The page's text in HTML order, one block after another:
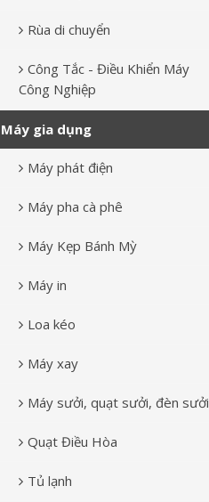
Rùa di chuyển
Công Tắc - Điều Khiển Máy
Công Nghiệp
Máy gia dụng
Máy phát điện
Máy pha cà phê
Máy Kẹp Bánh Mỳ
Máy in
Loa kéo
Máy xay
Máy sưởi, quạt sưởi, đèn sưởi
Quạt Điều Hòa
Tủ lạnh